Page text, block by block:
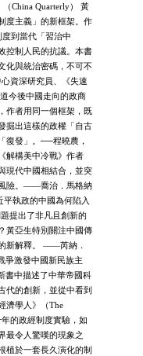
China Quarterly） 黃
度主義」的新框架。作
到當代「習治中
控制人民的抗議。本書
化與統治密碼，不可不
資深研究員、《失速
今後中國走向的政商
作者用同一個框架，既
掘出這樣的政權「自古
復發」。──程曉農，
解構美中冷戰》作者
現代中國相結合，並突
險。——喬治．馬格納
平執政的中國為何陷入
提出了非凡且創新的
黃亞生特別關注中國傳
新解釋。 ——芮納．
爭激發中國新民族主
書中描述了中華帝國科
的創新，並從中看到
濟學人》（The
的政經制度實驗，如
最令人驚嘆的現象之
植於一套長久演化的制